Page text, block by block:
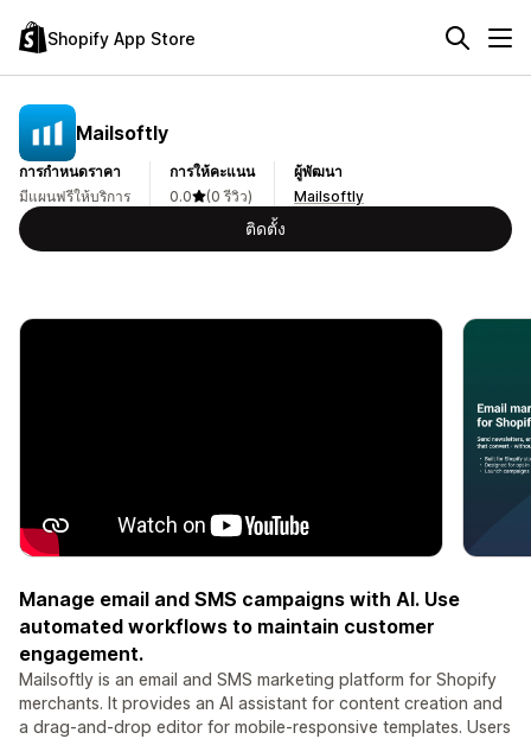
Shopify App Store
Mailsoftly
การกำหนดราคา
มีแผนฟรีให้บริการ
การให้คะแนน
0.0
(0 รีวิว)
ผู้พัฒนา
Mailsoftly
ติดตั้ง
Manage email and SMS campaigns with AI. Use
automated workflows to maintain customer
engagement.
Mailsoftly is an email and SMS marketing platform for Shopify
merchants. It provides an AI assistant for content creation and
a drag-and-drop editor for mobile-responsive templates. Users